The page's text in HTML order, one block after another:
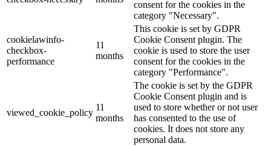
consent for the cookies in the
category "Necessary".
cookielawinfo-
checkbox-
performance
11
months
This cookie is set by GDPR
Cookie Consent plugin. The
cookie is used to store the user
consent for the cookies in the
category "Performance".
viewed_cookie_policy
11
months
The cookie is set by the GDPR
Cookie Consent plugin and is
used to store whether or not user
has consented to the use of
cookies. It does not store any
personal data.